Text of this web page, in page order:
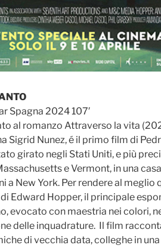
Spagna 2024 107′
al romanzo Attraverso la vita
Sigrid Nunez, é il primo film di
girato negli Stati Uniti, e più
e Vermont, in una
a New York. Per rendere al meglio
Edward Hopper, il principale
evocato con maestria nei colori,
delle inquadrature. Il film
di vecchia data, colleghe in